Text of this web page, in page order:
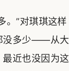
。”对琪琪这样
没多少——从大
近也没因为这